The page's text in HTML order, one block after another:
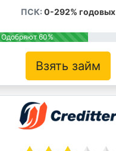
ПСК: 0-292% годовых
Одобряют 60%
Взять займ